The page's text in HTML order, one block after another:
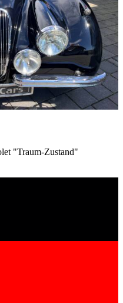
"Traum-Zustand"